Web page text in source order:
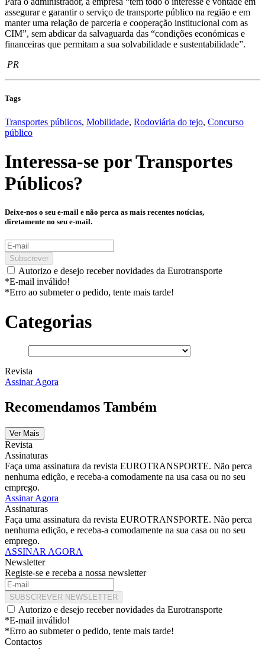
assegurar e garantir o serviço de transporte público na região e em
manter uma relação de parceria e cooperação institucional com as
CIM”, sem abdicar da salvaguarda das “condições económicas e
financeiras que permitam a sua solvabilidade e sustentabilidade”.
PR
Tags
Transportes públicos, Mobilidade, Rodoviária do tejo, Concurso
público
Interessa-se porTransportes
Públicos?
Deixe-nos o seu e-mail e não perca as mais recentes notícias,
diretamente no seu e-mail.
Subscrever
Autorizo e desejo receber novidades da Eurotransporte
*E-mail inválido!
*Erro ao submeter o pedido, tente mais tarde!
Categorias
Revista
Assinar Agora
Recomendamos Também
Ver Mais
Revista
Assinaturas
Faça uma assinatura da revista EUROTRANSPORTE. Não perca
nenhuma edição, e receba-a comodamente na usa casa ou no seu
emprego.
Assinar Agora
Assinaturas
Faça uma assinatura da revista EUROTRANSPORTE. Não perca
nenhuma edição, e receba-a comodamente na sua casa ou no seu
emprego.
ASSINAR AGORA
Newsletter
Registe-se e receba a nossa newsletter
SUBSCREVER NEWSLETTER
Autorizo e desejo receber novidades da Eurotransporte
*E-mail inválido!
*Erro ao submeter o pedido, tente mais tarde!
Contactos